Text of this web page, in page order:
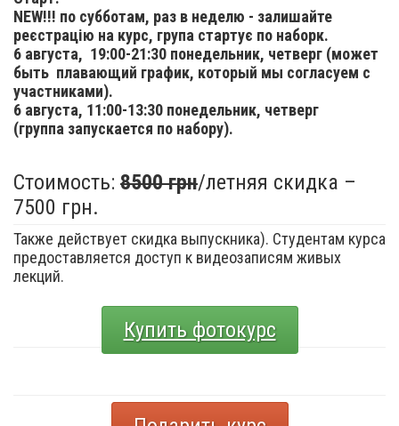
NEW!!! по субботам, раз в неделю - залишайте
реєстрацію на курс, група стартує по наборк.
6 августа, 19:00-21:30 понедельник, четверг (может
быть плавающий график, который мы согласуем с
участниками).
6 августа, 11:00-13:30 понедельник, четверг
(группа запускается по набору).
Стоимость: 8500 грн/летняя скидка –
7500 грн.
Также действует скидка выпускника). Студентам курса
предоставляется доступ к видеозаписям живых
лекций.
Купить фотокурс